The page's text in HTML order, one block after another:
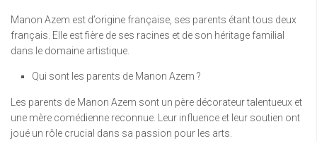
Manon Azem est d’origine française, ses parents étant tous deux
français. Elle est fière de ses racines et de son héritage familial
dans le domaine artistique.
Qui sont les parents de Manon Azem ?
Les parents de Manon Azem sont un père décorateur talentueux et
une mère comédienne reconnue. Leur influence et leur soutien ont
joué un rôle crucial dans sa passion pour les arts.